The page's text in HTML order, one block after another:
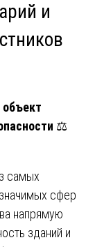
и
⚖️
самых
сфер
напрямую
зданий и